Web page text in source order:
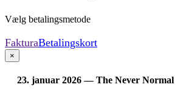
Vælg betalingsmetode
FakturaBetalingskort
×
23. januar 2026 — The Never Normal